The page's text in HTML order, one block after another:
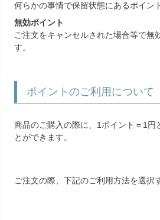
何らかの事情で保留状態にあるポイン
無効ポイント
ご注文をキャンセルされた場合等で無
す。
ポイントのご利用について
商品のご購入の際に、1ポイント＝1円
とができます。
ご注文の際、下記のご利用方法を選択